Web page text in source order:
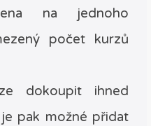
na jednoho
počet kurzů
dokoupit ihned
pak možné přidat